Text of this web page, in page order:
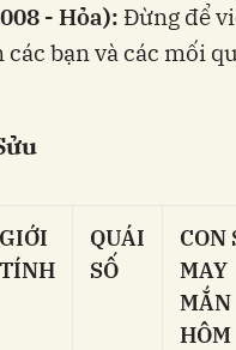
- Hỏa): Đừng để
bạn và các mối
GIỚI
TÍNH
QUÁI
SỐ
CON
MAY
MẮN
HÔM